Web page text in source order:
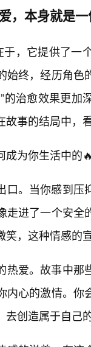
，本身就是
于，它提供了
始终，经历角
的治愈效果更
故事的结局中，
成为你生活中的
口。当你感到
走进了一个安
笑，这种情感的
热爱。故事中
内心的激情。
去创造属于自己